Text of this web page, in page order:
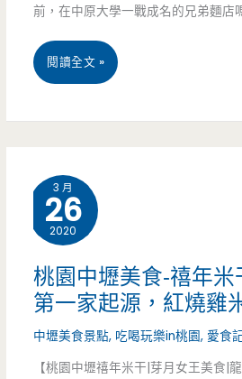
口，
還
刨
冰
桌
邊
服
前，在中原大學一戰成名的兄弟麵店
桃
美
食-
西
塔
冷
麵-
閱讀全文 »
3 月
26
2020
桃園中壢美食-禧年米
第一家起源，紅燒雞
中壢美食景點, 吃喝玩樂in桃園, 愛食
【桃園中壢禧年米干|芽月女王美食|